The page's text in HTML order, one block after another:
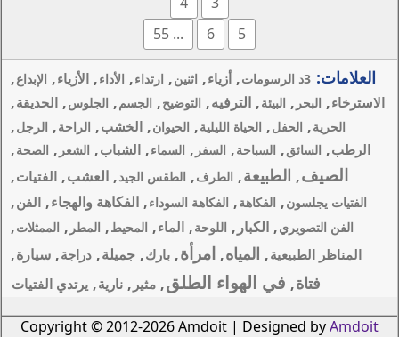
اثنين,ارتداء ,الأداء,الأزياء , الإبداع,
,التوضيح,الجسم , الجلوس,الحديقة,
الحيوان,الخشب, الراحة,الرجل
,السماء,الشباب ,الشعر, الصحة ,
الطقس الجيد العشب, الفتيات ,
السوداء,الفكاهة والهجاء ,الفن,
الماء, المحيط ,المطر, الممثلات,
امرأة,بارك ,جميلة,دراجة,سيارة
مثير,نارية, يرتدي الفتيات
Copyright © 2012-2026